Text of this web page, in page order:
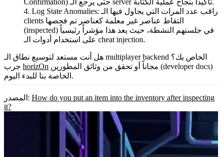
Confirmation) حتى يرجع الـ server تأكيداً بنجاح عملية الكتابة.
Log State Anomalies: راقب عدد المرات التي يحاول فيها الـ
clients التقاط عناصر غير معلمة كعناصر تم فحصها
(inspected) في جلستهم النشطة، حيث يعد هذا مؤشراً رئيسياً
على استخدام أدوات الـ cheat injection.
هل أنت مستعد لتوسيع نطاق الـ multiplayer backend الخاص بك؟
horizOn
الخاصة بنا للبدء اليوم.
المصدر: How do you put an item into the inventory after inspecting
it?